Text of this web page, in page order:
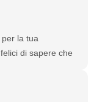
la tua
di sapere che